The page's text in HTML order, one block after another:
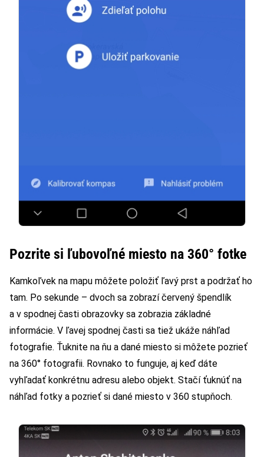
Pozrite si ľubovoľné miesto na 360° fotke
Kamkoľvek na mapu môžete položiť ľavý prst a podržať ho
tam. Po sekunde – dvoch sa zobrazí červený špendlík
a v spodnej časti obrazovky sa zobrazia základné
informácie. V ľavej spodnej časti sa tiež ukáže náhľad
fotografie. Ťuknite na ňu a dané miesto si môžete pozrieť
na 360° fotografii. Rovnako to funguje, aj keď dáte
vyhľadať konkrétnu adresu alebo objekt. Stačí ťuknúť na
náhľad fotky a pozrieť si dané miesto v 360 stupňoch.